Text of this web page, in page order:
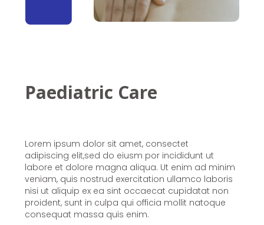
Paediatric Care
Lorem ipsum dolor sit amet, consectet
adipiscing elit,sed do eiusm por incididunt ut
labore et dolore magna aliqua. Ut enim ad minim
veniam, quis nostrud exercitation ullamco laboris
nisi ut aliquip ex ea sint occaecat cupidatat non
proident, sunt in culpa qui officia mollit natoque
consequat massa quis enim.